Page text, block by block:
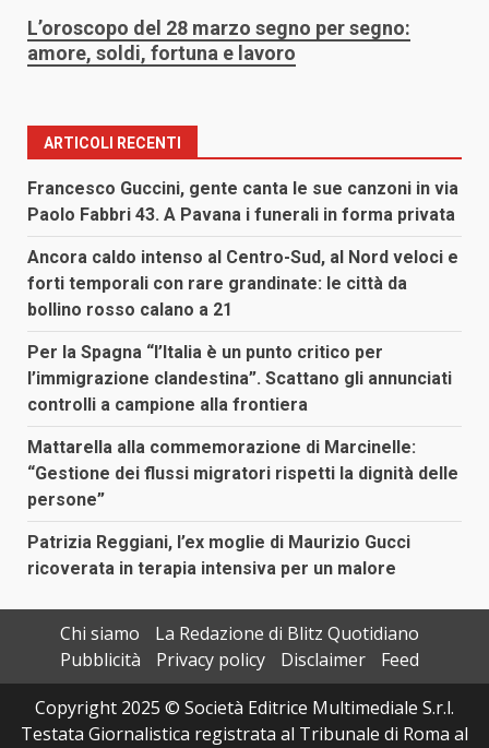
L’oroscopo del 28 marzo segno per segno:
amore, soldi, fortuna e lavoro
ARTICOLI RECENTI
Francesco Guccini, gente canta le sue canzoni in via
Paolo Fabbri 43. A Pavana i funerali in forma privata
Ancora caldo intenso al Centro-Sud, al Nord veloci e
forti temporali con rare grandinate: le città da
bollino rosso calano a 21
Per la Spagna “l’Italia è un punto critico per
l’immigrazione clandestina”. Scattano gli annunciati
controlli a campione alla frontiera
Mattarella alla commemorazione di Marcinelle:
“Gestione dei flussi migratori rispetti la dignità delle
persone”
Patrizia Reggiani, l’ex moglie di Maurizio Gucci
ricoverata in terapia intensiva per un malore
Chi siamo
La Redazione di Blitz Quotidiano
Pubblicità
Privacy policy Disclaimer
Feed
Copyright 2025 © Società Editrice Multimediale S.r.l.
Testata Giornalistica registrata al Tribunale di Roma al